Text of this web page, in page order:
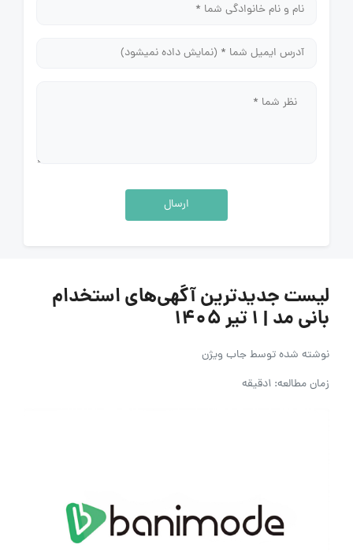
ارسال
لیست جدیدترین آگهی‌های استخدام
بانی مد | ۱ تیر ۱۴۰۵
نوشته شده توسطجاب ویژن
زمان مطالعه: 1دقیقه